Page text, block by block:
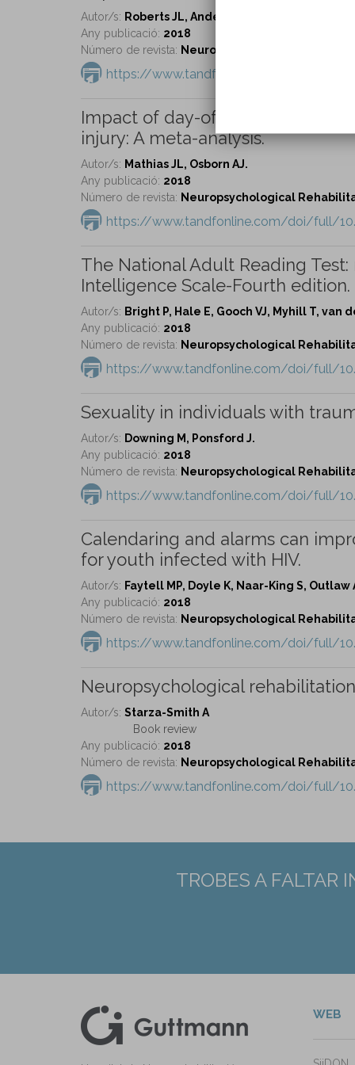
Autor/s: Roberts JL, Anderson ND, Guild E, Cyr AA,
Any publicació: 2018
Número de revista: Neuropsychological
https://www.tandfonline.com/doi/full/
Impact of day-of-injury alcohol
injury: A meta-analysis.
Autor/s: Mathias JL, Osborn AJ.
Any publicació: 2018
Número de revista: Neuropsychological
https://www.tandfonline.com/doi/full/
The National Adult Reading
Intelligence Scale-Fourth edition.
Autor/s: Bright P, Hale E, Gooch VJ, Myhill T, van
Any publicació: 2018
Número de revista: Neuropsychological
https://www.tandfonline.com/doi/full/
Sexuality in individuals with
Autor/s: Downing M, Ponsford J.
Any publicació: 2018
Número de revista: Neuropsychological
https://www.tandfonline.com/doi/full/
Calendaring and alarms can
for youth infected with HIV.
Autor/s: Faytell MP, Doyle K, Naar-King S, Outlaw
Any publicació: 2018
Número de revista: Neuropsychological
https://www.tandfonline.com/doi/full/
Neuropsychological
Autor/s: Starza-Smith A
Book review
Any publicació: 2018
Número de revista: Neuropsychological
https://www.tandfonline.com/doi/full/
TROBES A FALTAR
WEB